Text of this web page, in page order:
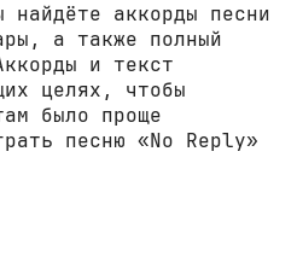
найдёте аккорды песни
а также полный
и текст
целях, чтобы
было проще
песню «No Reply»